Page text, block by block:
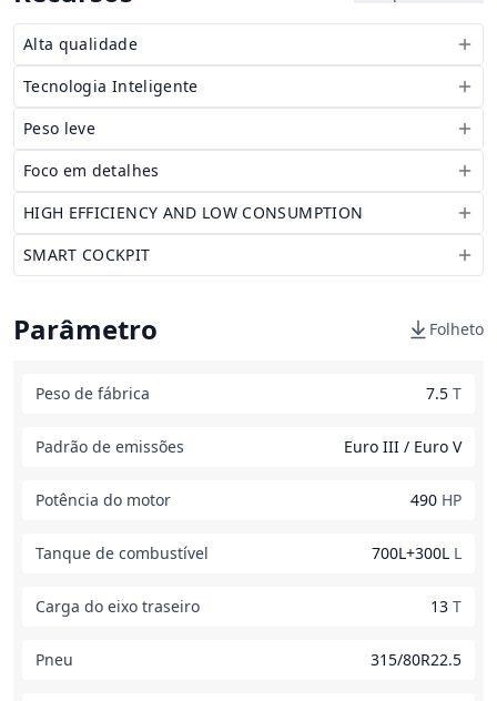
Alta qualidade
Tecnologia Inteligente
Peso leve
Foco em detalhes
HIGH EFFICIENCY AND LOW CONSUMPTION
SMART COCKPIT
Parâmetro Folheto
Peso de fábrica 7.5 T
Padrão de emissões Euro III / Euro V
Potência do motor 490 HP
Tanque de combustível 700L+300L L
Carga do eixo traseiro 13 T
Pneu 315/80R22.5